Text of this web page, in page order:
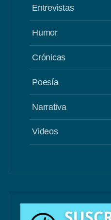
Entrevistas
Humor
Crónicas
Poesía
Narrativa
Videos